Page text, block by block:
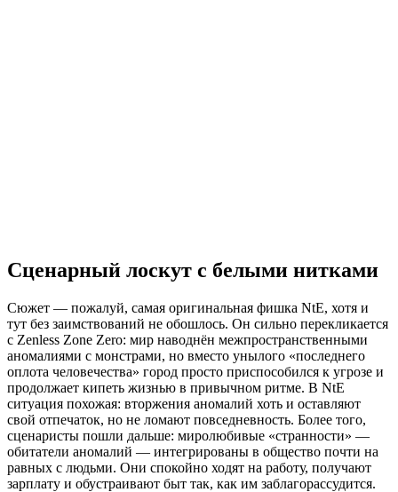
Сценарный лоскут с белыми нитками
Сюжет — пожалуй, самая оригинальная фишка NtE, хотя и
тут без заимствований не обошлось. Он сильно перекликается
с Zenless Zone Zero: мир наводнён межпространственными
аномалиями с монстрами, но вместо унылого «последнего
оплота человечества» город просто приспособился к угрозе и
продолжает кипеть жизнью в привычном ритме. В NtE
ситуация похожая: вторжения аномалий хоть и оставляют
свой отпечаток, но не ломают повседневность. Более того,
сценаристы пошли дальше: миролюбивые «странности» —
обитатели аномалий — интегрированы в общество почти на
равных с людьми. Они спокойно ходят на работу, получают
зарплату и обустраивают быт так, как им заблагорассудится.